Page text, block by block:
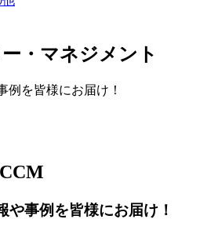
・マネジメント
例を皆様にお届け！
や事例を皆様にお届け！